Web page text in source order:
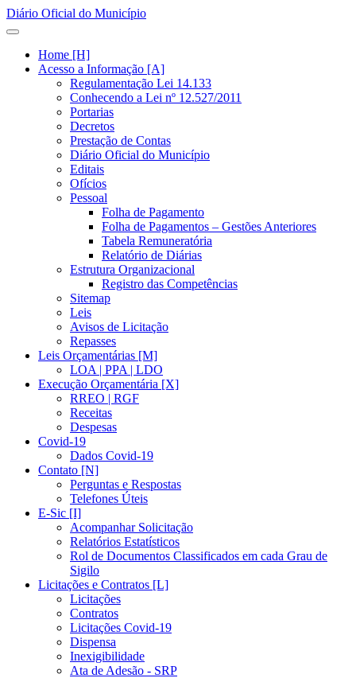
Diário Oficial do Município
Home [H]
Acesso a Informação [A]
Regulamentação Lei 14.133
Conhecendo a Lei nº 12.527/2011
Portarias
Decretos
Prestação de Contas
Diário Oficial do Município
Editais
Ofícios
Pessoal
Folha de Pagamento
Folha de Pagamentos – Gestões Anteriores
Tabela Remuneratória
Relatório de Diárias
Estrutura Organizacional
Registro das Competências
Sitemap
Leis
Avisos de Licitação
Repasses
Leis Orçamentárias [M]
LOA | PPA | LDO
Execução Orçamentária [X]
RREO | RGF
Receitas
Despesas
Covid-19
Dados Covid-19
Contato [N]
Perguntas e Respostas
Telefones Úteis
E-Sic [I]
Acompanhar Solicitação
Relatórios Estatísticos
Rol de Documentos Classificados em cada Grau de
Sigilo
Licitações e Contratos [L]
Licitações
Contratos
Licitações Covid-19
Dispensa
Inexigibilidade
Ata de Adesão - SRP